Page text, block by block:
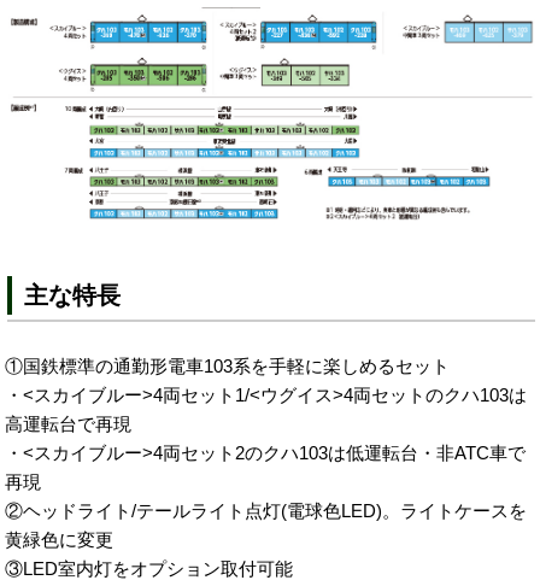
主な特長
①国鉄標準の通勤形電車103系を手軽に楽しめるセット
・<スカイブルー>4両セット1/<ウグイス>4両セットのクハ103は
高運転台で再現
・<スカイブルー>4両セット2のクハ103は低運転台・非ATC車で
再現
②ヘッドライト/テールライト点灯(電球色LED)。ライトケースを
黄緑色に変更
③LED室内灯をオプション取付可能